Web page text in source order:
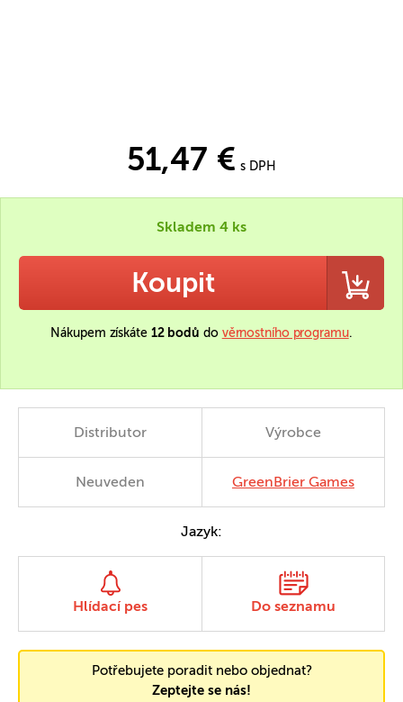
51,47 € s DPH
Skladem 4 ks
Koupit
Nákupem získáte 12 bodů do věrnostního programu.
Distributor Výrobce
Neuveden GreenBrier Games
Jazyk:
Hlídací pes Do seznamu
Potřebujete poradit nebo objednat?
Zeptejte se nás!